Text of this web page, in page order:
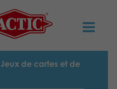
Jeux de cartes et de